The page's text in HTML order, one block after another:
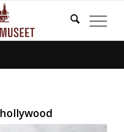
hollywood